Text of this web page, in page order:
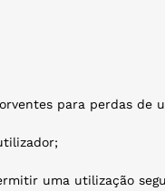
para perdas de
uma utilização